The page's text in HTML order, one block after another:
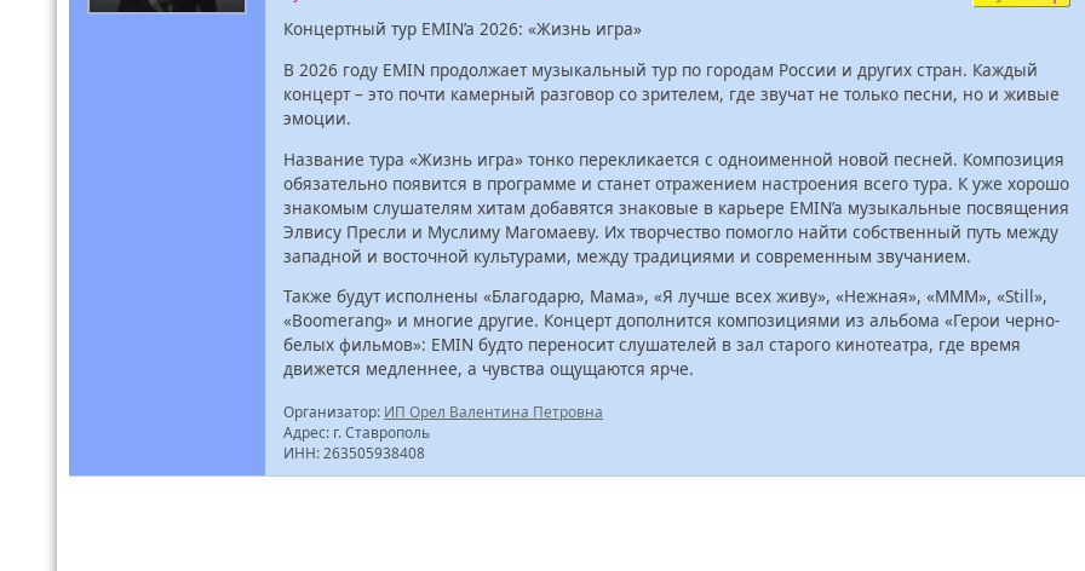
Концертный тур EMIN’a 2026: «Жизнь игра»
В 2026 году EMIN продолжает музыкальный тур по городам России и других стран. Каждый
концерт – это почти камерный разговор со зрителем, где звучат не только песни, но и живые
эмоции.
Название тура «Жизнь игра» тонко перекликается с одноименной новой песней. Композиция
обязательно появится в программе и станет отражением настроения всего тура. К уже хорошо
знакомым слушателям хитам добавятся знаковые в карьере EMIN’a музыкальные посвящения
Элвису Пресли и Муслиму Магомаеву. Их творчество помогло найти собственный путь между
западной и восточной культурами, между традициями и современным звучанием.
Также будут исполнены «Благодарю, Мама», «Я лучше всех живу», «Нежная», «МММ», «Still»,
«Boomerang» и многие другие. Концерт дополнится композициями из альбома «Герои черно-
белых фильмов»: EMIN будто переносит слушателей в зал старого кинотеатра, где время
движется медленнее, а чувства ощущаются ярче.
Организатор: ИП Орел Валентина Петровна
Адрес: г. Ставрополь
ИНН: 263505938408